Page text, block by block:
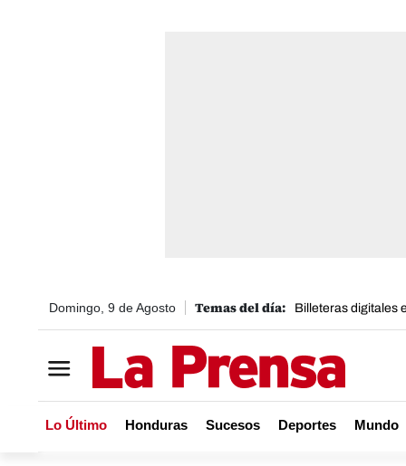
Domingo, 9 de Agosto Billeteras digitales
Lo Último Honduras Sucesos Deportes Mundo